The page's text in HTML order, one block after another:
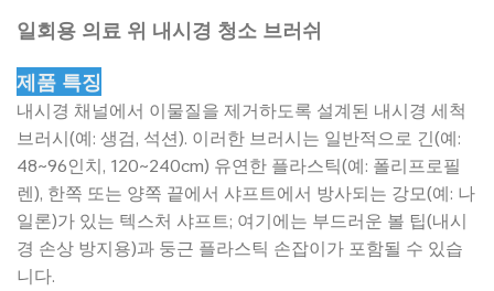
일회용 의료 위 내시경 청소 브러쉬
제품 특징
내시경 채널에서 이물질을 제거하도록 설계된 내시경 세척
브러시(예: 생검, 석션). 이러한 브러시는 일반적으로 긴(예:
48~96인치, 120~240cm) 유연한 플라스틱(예: 폴리프로필
렌), 한쪽 또는 양쪽 끝에서 샤프트에서 방사되는 강모(예: 나
일론)가 있는 텍스처 샤프트; 여기에는 부드러운 볼 팁(내시
경 손상 방지용)과 둥근 플라스틱 손잡이가 포함될 수 있습
니다.